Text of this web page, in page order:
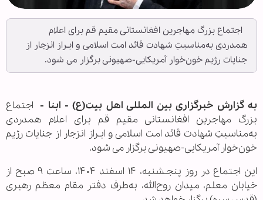
اجتماع بزرگ مهاجرین افغانستانی مقیم قم برای اعلام
همدردی به‌مناسبتِ شهادت قائد امت اسلامی و ابـراز انزجار از
جنایات‌ رژیم خون‌خوار آمریکایی-صهیونی برگزار می شود.
به گزارش خبرگزاری بین المللی اهل بیت(ع) - ابنا - اجتماع
بزرگ مهاجرین افغانستانی مقیم قم برای اعلام همدردی
به‌مناسبتِ شهادت قائد امت اسلامی و ابـراز انزجار از جنایات‌ رژیم
خون‌خوار آمریکایی-صهیونی برگزار می شود.
این اجتماع در روز پنجـشنبه، ۱۴ اسفند ۱۴۰۴، ساعت ۹ صبح از
خیابان معلم، میدان روح‌الله، به‌طرف دفتر مقام معظم رهبری‌